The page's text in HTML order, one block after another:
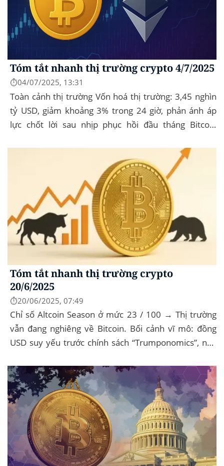
Tóm tắt nhanh thị trường crypto 4/7/2025
⏱️04/07/2025, 13:31
Toàn cảnh thị trường Vốn hoá thị trường: 3,45 nghìn
tỷ USD, giảm khoảng 3% trong 24 giờ, phản ánh áp
lực chốt lời sau nhịp phục hồi đầu tháng‍ Bitcoin
Tóm tắt nhanh thị trường crypto
20/6/2025
⏱️20/06/2025, 07:49
Chỉ số Altcoin Season ở mức 23 / 100 → Thị trường
vẫn đang nghiêng về Bitcoin. Bối cảnh vĩ mô: đồng
USD suy yếu trước chính sách “Trumponomics”, nhà